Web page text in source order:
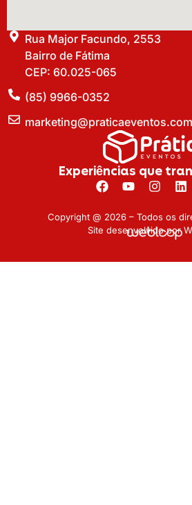
Rua Major Facundo, 2553
Bairro de Fátima
CEP: 60.025-065
(85) 9966-0352
marketing@praticaeventos.com
Experiências que
Copyright @ 2026 – Todos os
Site desenvolvido por